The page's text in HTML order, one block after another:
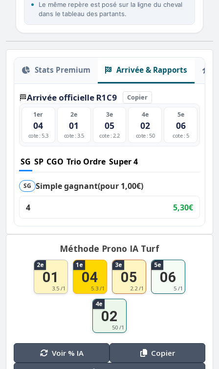
Le même repère est posé sur la ligne du cheval
dans le tableau des partants.
Stats Premium Arrivée & Rapports
🏁Arrivée officielle R1C9 Copier
1er
04
cote : 5.3
2e
01
cote : 3.5
3e
05
cote : 2.2
4e
02
cote : 50
5e
06
cote : 5
SG SP CGO Trio Ordre Super 4
SG Simple gagnant(pour 1,00€)
4
5,30€
Méthode Prono IA Turf
2e
01
3.5 /1
1e
04
5.3 /1
3e
05
2.2 /1
5e
06
5 /1
4e
02
50 /1
Voir % IA
Copier